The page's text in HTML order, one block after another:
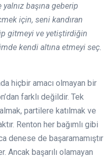
başına geberip
için, seni kandıran
gitmeyi ve yetiştirdiğin
kendi altına etmeyi seç.
hiçbir amacı olmayan bir
farklı değildir. Tek
partilere katılmak ve
Renton her bağımlı gibi
denese de başaramamıştır
Ancak başarılı olamayan